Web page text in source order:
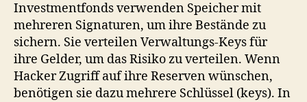
Investmentfonds verwenden Speicher mit
mehreren Signaturen, um ihre Bestände zu
sichern. Sie verteilen Verwaltungs-Keys für
ihre Gelder, um das Risiko zu verteilen. Wenn
Hacker Zugriff auf ihre Reserven wünschen,
benötigen sie dazu mehrere Schlüssel (keys). In